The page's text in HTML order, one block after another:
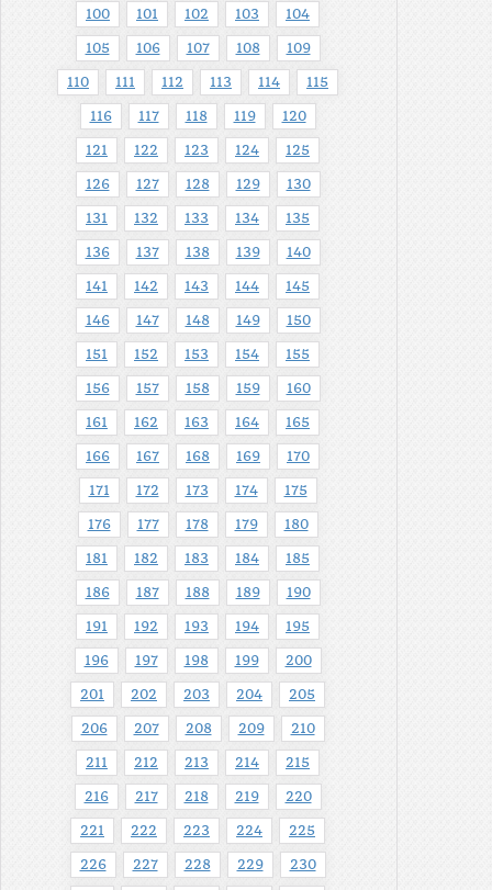
100 101 102 103 104
105 106 107 108 109
110 111 112 113 114 115
116 117 118 119 120
121 122 123 124 125
126 127 128 129 130
131 132 133 134 135
136 137 138 139 140
141 142 143 144 145
146 147 148 149 150
151 152 153 154 155
156 157 158 159 160
161 162 163 164 165
166 167 168 169 170
171 172 173 174 175
176 177 178 179 180
181 182 183 184 185
186 187 188 189 190
191 192 193 194 195
196 197 198 199 200
201 202 203 204 205
206 207 208 209 210
211 212 213 214 215
216 217 218 219 220
221 222 223 224 225
226 227 228 229 230